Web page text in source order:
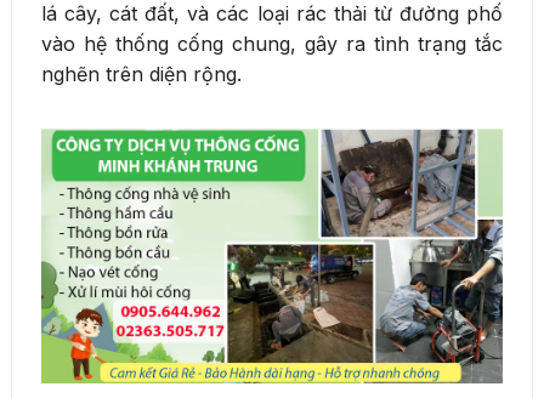
lá cây, cát đất, và các loại rác thải từ đường phố
vào hệ thống cống chung, gây ra tình trạng tắc
nghẽn trên diện rộng.